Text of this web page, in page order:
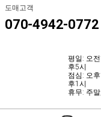
도매고객
070-4942-0772
평일: 오
후5시
점심: 오
후1시
휴무: 주